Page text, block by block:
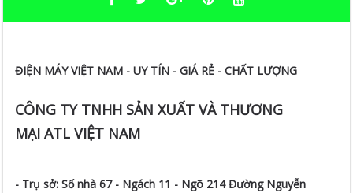
ĐIỆN MÁY VIỆT NAM - UY TÍN - GIÁ RẺ - CHẤT LƯỢNG
CÔNG TY TNHH SẢN XUẤT VÀ THƯƠNG
MẠI ATL VIỆT NAM
- Trụ sở: Số nhà 67 - Ngách 11 - Ngõ 214 Đường Nguyễn